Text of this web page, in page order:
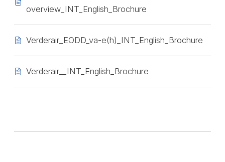
overview_INT_English_Brochure
Verderair_EODD_va-e(h)_INT_English_Brochure
Verderair__INT_English_Brochure